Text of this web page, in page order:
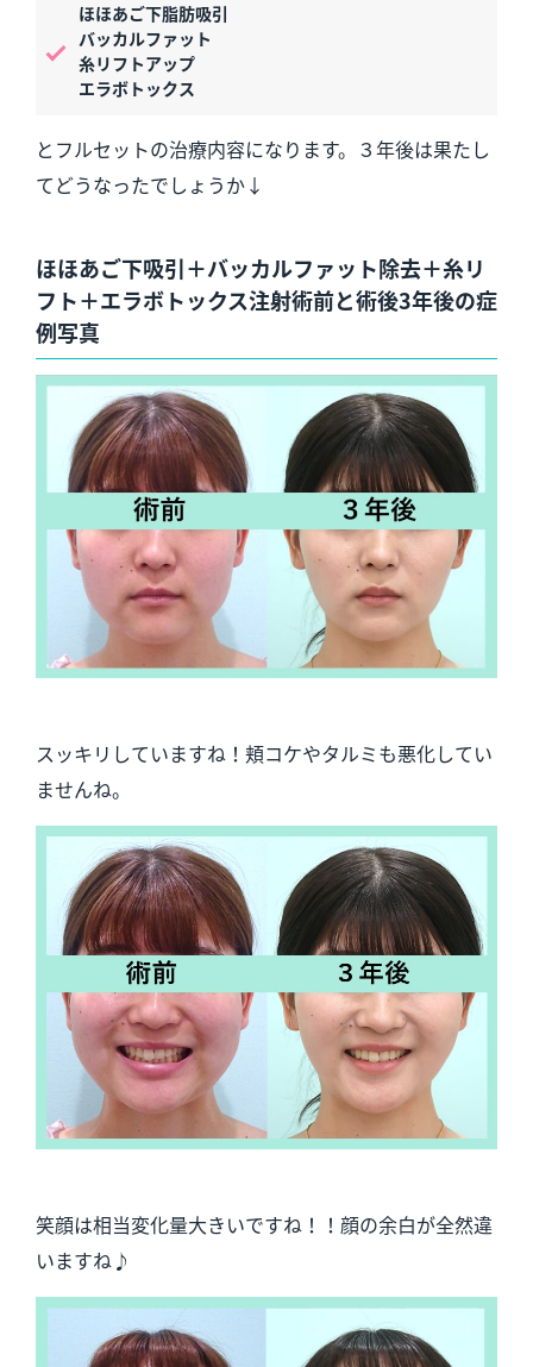
ほほあご下脂肪吸引
バッカルファット
糸リフトアップ
エラボトックス
とフルセットの治療内容になります。３年後は果たし
てどうなったでしょうか↓
ほほあご下吸引＋バッカルファット除去＋糸リ
フト＋エラボトックス注射術前と術後3年後の症
例写真
スッキリしていますね！頬コケやタルミも悪化してい
ませんね。
笑顔は相当変化量大きいですね！！顔の余白が全然違
いますね♪